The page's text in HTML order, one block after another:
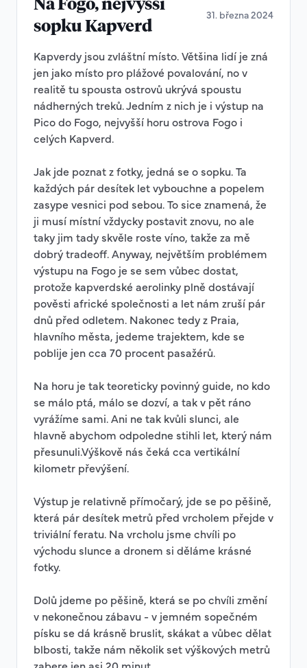
Na Fogo, nejvyšší
sopku Kapverd
31. března 2024
Kapverdy jsou zvláštní místo. Většina lidí je zná
jen jako místo pro plážové povalování, no v
realitě tu spousta ostrovů ukrývá spoustu
nádherných treků. Jedním z nich je i výstup na
Pico do Fogo, nejvyšší horu ostrova Fogo i
celých Kapverd.
Jak jde poznat z fotky, jedná se o sopku. Ta
každých pár desítek let vybouchne a popelem
zasype vesnici pod sebou. To sice znamená, že
ji musí místní vždycky postavit znovu, no ale
taky jim tady skvěle roste víno, takže za mě
dobrý tradeoff. Anyway, největším problémem
výstupu na Fogo je se sem vůbec dostat,
protože kapverdské aerolinky plně dostávají
pověsti africké společnosti a let nám zruší pár
dnů před odletem. Nakonec tedy z Praia,
hlavního města, jedeme trajektem, kde se
poblije jen cca 70 procent pasažérů.
Na horu je tak teoreticky povinný guide, no kdo
se málo ptá, málo se dozví, a tak v pět ráno
vyrážíme sami. Ani ne tak kvůli slunci, ale
hlavně abychom odpoledne stihli let, který nám
přesunuli.Výškově nás čeká cca vertikální
kilometr převýšení.
Výstup je relativně přímočarý, jde se po pěšině,
která pár desítek metrů před vrcholem přejde v
triviální feratu. Na vrcholu jsme chvíli po
východu slunce a dronem si děláme krásné
fotky.
Dolů jdeme po pěšině, která se po chvíli změní
v nekonečnou zábavu - v jemném sopečném
písku se dá krásně bruslit, skákat a vůbec dělat
blbosti, takže nám několik set výškových metrů